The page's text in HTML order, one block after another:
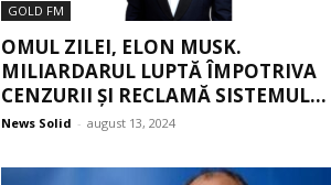
GOLD FM
OMUL ZILEI, ELON MUSK.
MILIARDARUL LUPTĂ ÎMPOTRIVA
CENZURII ȘI RECLAMĂ SISTEMUL...
News Solid - august 13, 2024